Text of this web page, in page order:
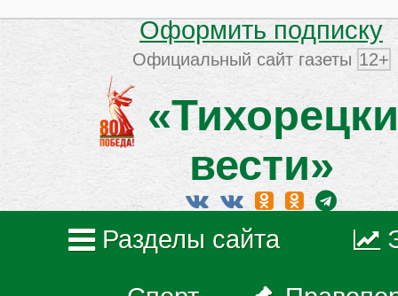
Оформить подписку
Официальный сайт газеты 12+
вести»
Разделы сайта